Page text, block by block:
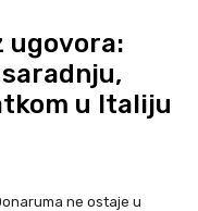
ugovora:
u Italiju
ne ostaje u